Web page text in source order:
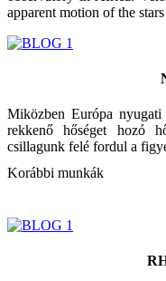
apparent motion of the
Miközben Európa
rekkenő hőséget hozó
csillagunk felé fordul a
Korábbi munkák